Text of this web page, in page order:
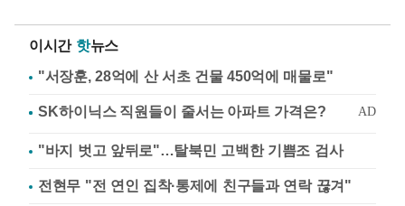
이시간 핫뉴스
"서장훈, 28억에 산 서초 건물 450억에 매물로"
"바지 벗고 앞뒤로"…탈북민 고백한 기쁨조 검사
전현무 "전 연인 집착·통제에 친구들과 연락 끊겨"